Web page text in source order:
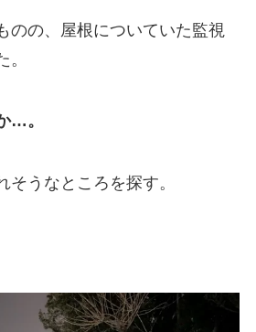
のの、屋根についていた監視
…。
そうなところを探す。